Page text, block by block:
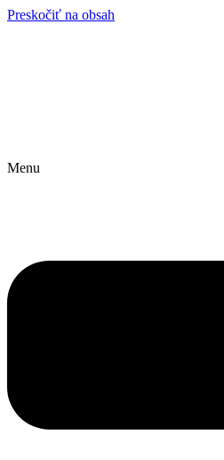
Preskočiť na obsah
Menu